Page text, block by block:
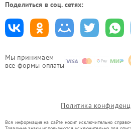
Мы принимаем
все формы оплаты
Поделиться в соц. сетях:
Политика
Вся информация на сайте носит исключительно